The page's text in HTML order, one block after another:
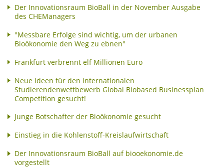
Der Innovationsraum BioBall in der November Ausgabe
des CHEManagers
"Messbare Erfolge sind wichtig, um der urbanen
Bioökonomie den Weg zu ebnen"
Frankfurt verbrennt elf Millionen Euro
Neue Ideen für den internationalen
Studierendenwettbewerb Global Biobased Businessplan
Competition gesucht!
Junge Botschafter der Bioökonomie gesucht
Einstieg in die Kohlenstoff-Kreislaufwirtschaft
Der Innovationsraum BioBall auf biooekonomie.de
vorgestellt